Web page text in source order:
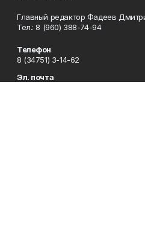
Главный редактор Фадеев
Тел.: 8 (960) 388-74-94
Телефон
8 (34751) 3-14-62
Эл. почта